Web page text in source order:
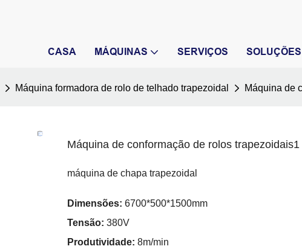
CASA MÁQUINAS SERVIÇOS SOLUÇÕES
Máquina formadora de rolo de telhado trapezoidal Máquina de
Máquina de conformação de rolos trapezoidais1
máquina de chapa trapezoidal
Dimensões: 6700*500*1500mm
Tensão: 380V
Produtividade: 8m/min